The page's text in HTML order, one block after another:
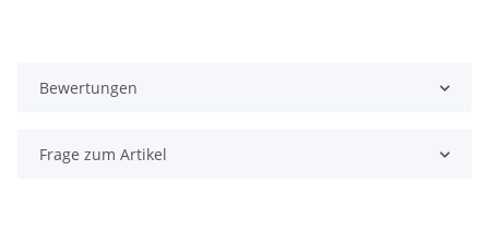
Bewertungen
Frage zum Artikel